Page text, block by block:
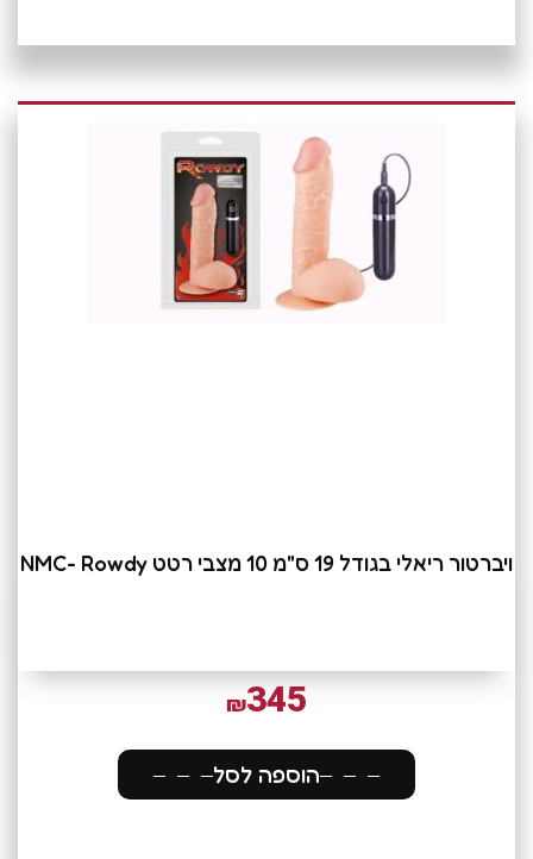
ויברטור ריאלי בגודל 19 ס"מ 10 מצבי רטט NMC- Rowdy
₪345
הוספה לסל